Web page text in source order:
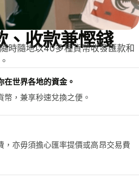
、收款兼慳錢
時隨地以40多種貨幣收發匯款和
在世界各地的資金。
幣，兼享秒速兌換之便。
，亦毋須擔心匯率提價或高昂交易費